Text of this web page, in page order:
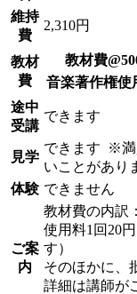
維持
費
2,310円
教材
費
教材費
音楽著作権使
途中
受講
できます
見学
できます
※満
いことがあり
体験 できません
ご案
内
教材費の内訳
使用料1回20
す）
そのほかに、
詳細は講師が